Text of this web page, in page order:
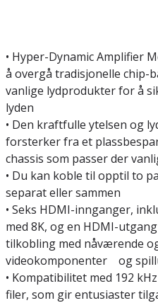
• Hyper-Dynamic Amplifier
å overgå tradisjonelle chip-
vanlige lydprodukter for å
lyden
• Den kraftfulle ytelsen og
forsterker fra et
chassis som passer der
• Du kan koble til opptil to
separat eller sammen
• Seks HDMI-innganger,
med 8K, og en HDMI-
tilkobling med nåværende
videokomponenter og
• Kompatibilitet med 192
filer, som gir entusiaster